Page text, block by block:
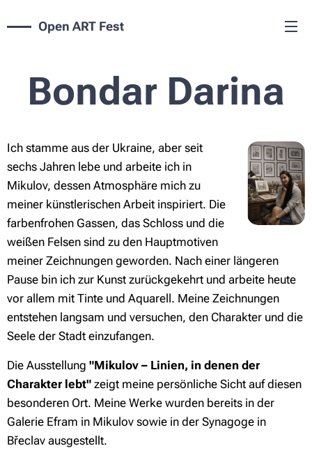
Open ART Fest
Bondar Darina
Ich stamme aus der Ukraine, aber seit
sechs Jahren lebe und arbeite ich in
Mikulov, dessen Atmosphäre mich zu
meiner künstlerischen Arbeit inspiriert. Die
farbenfrohen Gassen, das Schloss und die
weißen Felsen sind zu den Hauptmotiven
meiner Zeichnungen geworden. Nach einer längeren
Pause bin ich zur Kunst zurückgekehrt und arbeite heute
vor allem mit Tinte und Aquarell. Meine Zeichnungen
entstehen langsam und versuchen, den Charakter und die
Seele der Stadt einzufangen.
Die Ausstellung "Mikulov – Linien, in denen der
Charakter lebt" zeigt meine persönliche Sicht auf diesen
besonderen Ort. Meine Werke wurden bereits in der
Galerie Efram in Mikulov sowie in der Synagoge in
Břeclav ausgestellt.